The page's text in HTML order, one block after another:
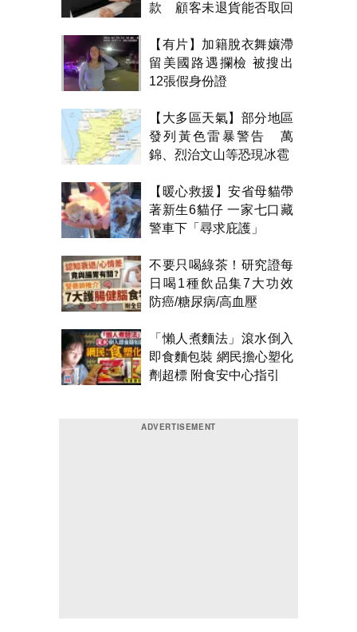
款 顧客未退貨能否取回
【有片】加籍脫衣舞孃滯
留美國路遇攔檢 被搜出
12張假身份證
【大多區天氣】部分地區
發列黃色雷暴警告 萬
錦、烈治文山等恐現冰雹
【暖心救援】安省母貓帶
著新生6貓仔 一家七口藏
警車下「尋求庇護」
不要只喝綠茶！研究證每
日喝1種飲品集7大功效
防癌/糖尿病/高血壓
「懶人煮麵法」滾水倒入
即食麵包裝 網民擔心塑化
劑超標 附食安中心指引